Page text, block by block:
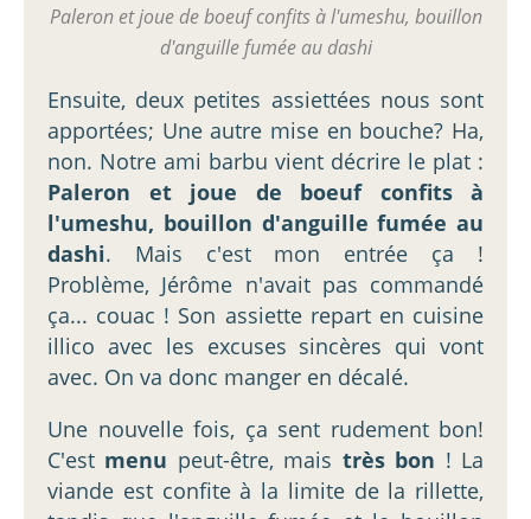
Paleron et joue de boeuf confits à l'umeshu, bouillon
d'anguille fumée au dashi
Ensuite, deux petites assiettées nous sont
apportées; Une autre mise en bouche? Ha,
non. Notre ami barbu vient décrire le plat :
Paleron et joue de boeuf confits à
l'umeshu, bouillon d'anguille fumée au
dashi. Mais c'est mon entrée ça !
Problème, Jérôme n'avait pas commandé
ça... couac ! Son assiette repart en cuisine
illico avec les excuses sincères qui vont
avec. On va donc manger en décalé.
Une nouvelle fois, ça sent rudement bon!
C'est menu peut-être, mais très bon ! La
viande est confite à la limite de la rillette,